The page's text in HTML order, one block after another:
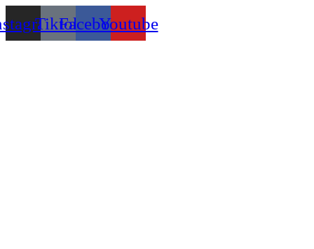
ke
konten
TiktokFacebookYoutube